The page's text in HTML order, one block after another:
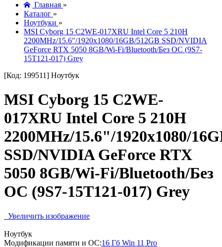
Главная »
Каталог »
Ноутбуки »
MSI Cyborg 15 C2WE-017XRU Intel Core 5 210H
2200MHz/15.6"/1920x1080/16GB/512GB SSD/NVIDIA
GeForce RTX 5050 8GB/Wi-Fi/Bluetooth/Без ОС (9S7-
15T121-017) Grey
[Код: 199511] Ноутбук
MSI Cyborg 15 C2WE-
017XRU Intel Core 5 210H
2200MHz/15.6"/1920x1080/
SSD/NVIDIA GeForce RTX
5050 8GB/Wi-Fi/Bluetooth/Без
ОС (9S7-15T121-017) Grey
Увеличить изображение
Ноутбук
Модификации памяти и ОС:16 Гб Win 11 Pro